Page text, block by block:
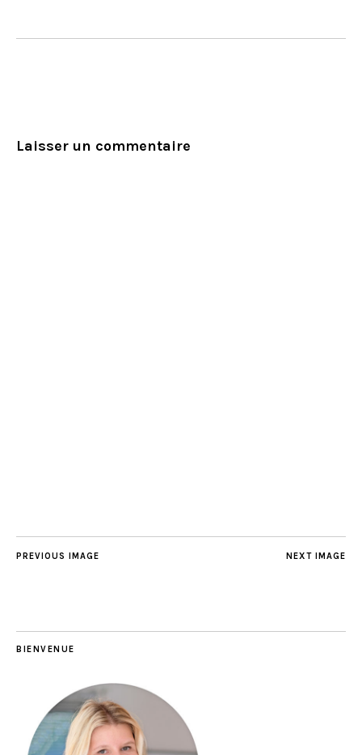
Laisser un commentaire
NEXT IMAGE
PREVIOUS IMAGE
BIENVENUE